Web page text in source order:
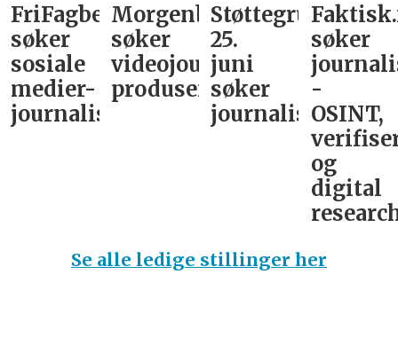
FriFagbevegelse
søker
sosiale
medier-
journalist
Morgenbladet
søker
videojournalist/podkast-
produsent
Støttegruppa
25.
juni
søker
journalist
søker
-
OSINT,
og
digital
Se alle ledige stillinger her